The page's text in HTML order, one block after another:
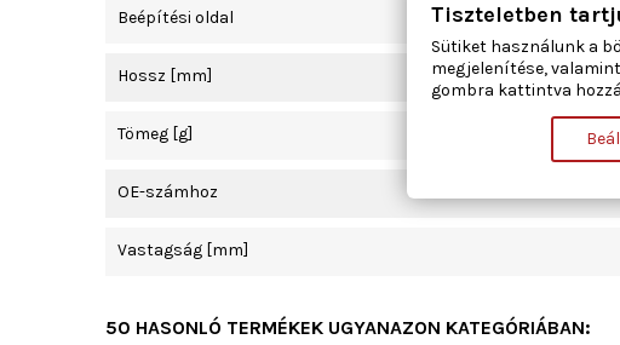
Beépítési oldal
Hossz [mm]
Tömeg [g]
OE-számhoz
Vastagság [mm]
50 HASONLÓ TERMÉKEK UGYANAZON KATEGÓRIÁBAN:
Tiszteletben
Sütiket használunk a
megjelenítése,
gombra kattintva